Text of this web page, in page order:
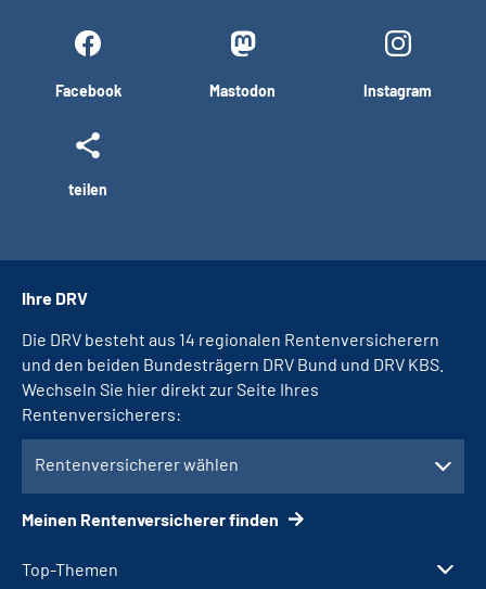
Facebook Mastodon Instagram
teilen
Top-Themen
Ihre DRV
Die DRV besteht aus 14 regionalen Rentenversicherern
und den beiden Bundesträgern DRV Bund und DRV KBS.
Wechseln Sie hier direkt zur Seite Ihres
Rentenversicherers:
Rentenversicherer wählen
Meinen Rentenversicherer finden